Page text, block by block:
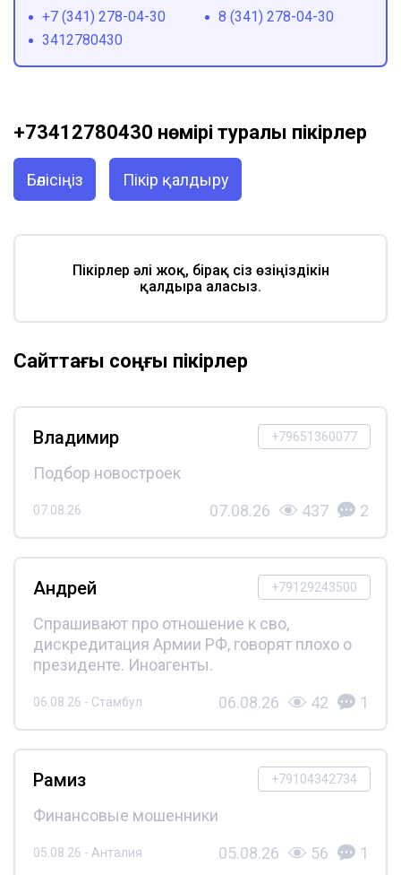
+7 (341) 278-04-30
8 (341) 278-04-30
3412780430
+73412780430 нөмірі туралы пікірлер
Бөлісіңіз Пікір қалдыру
Пікірлер әлі жоқ, бірақ сіз өзіңіздікін
қалдыра аласыз.
Сайттағы соңғы пікірлер
+79651360077
Владимир
Подбор новостроек
07.08.26 07.08.26 437 2
+79129243500
Андрей
Спрашивают про отношение к сво,
дискредитация Армии РФ, говорят плохо о
президенте. Иноагенты.
06.08.26 - Стамбул 06.08.26 42 1
+79104342734
Рамиз
Финансовые мошенники
05.08.26 - Анталия 05.08.26 56 1